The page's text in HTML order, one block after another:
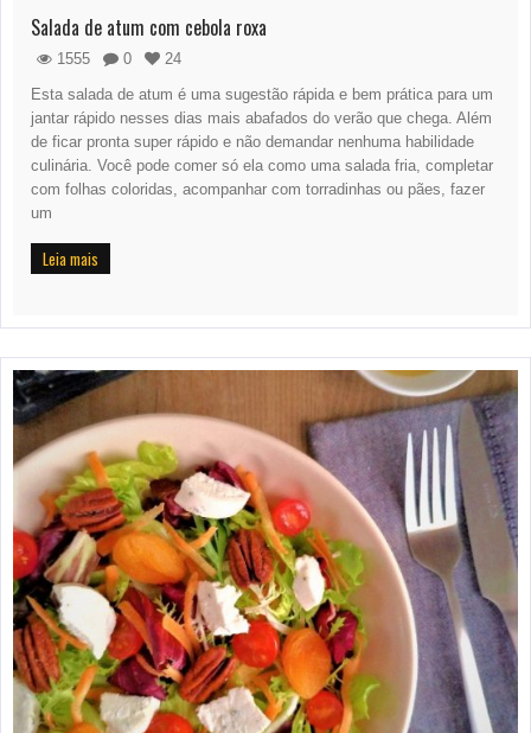
Salada de atum com cebola roxa
1555 0
24
Esta salada de atum é uma sugestão rápida e bem prática para um
jantar rápido nesses dias mais abafados do verão que chega. Além
de ficar pronta super rápido e não demandar nenhuma habilidade
culinária. Você pode comer só ela como uma salada fria, completar
com folhas coloridas, acompanhar com torradinhas ou pães, fazer
um
Leia mais